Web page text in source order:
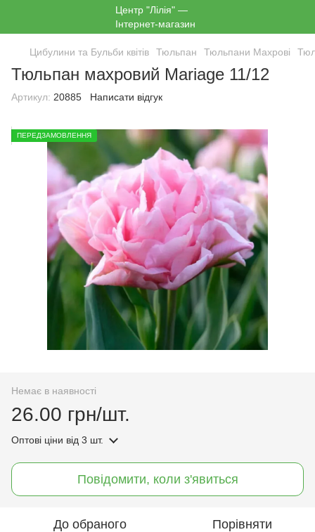
Цибулини та Бульби квітів Тюльпан Тюльпани Махрові
Тюльпан махровий Mariage 11/12
Артикул: 20885 Написати відгук
ПЕРЕДЗАМОВЛЕННЯ
Немає в наявності
26.00 грн/шт.
Оптові ціни від 3 шт.
Повідомити, коли з'явиться
До обраного Порівняти